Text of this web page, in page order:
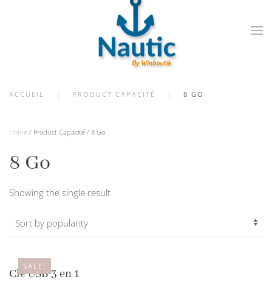
ACCUEIL PRODUCT CAPACITÉ 8 GO
Home / Product Capacité / 8 Go
8 Go
Showing the single result
SALE!
Clé USB 3 en 1